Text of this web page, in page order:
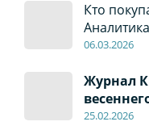
Кто
06.03.2026
Журнал
25.02.2026